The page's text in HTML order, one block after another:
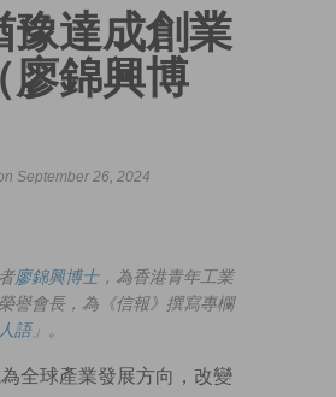
豫達成創業
廖錦興博
September 26, 2024
廖錦興博士，為香港青年工業
譽會長，為《信報》撰寫專欄
語」。
全球產業發展方向，改變